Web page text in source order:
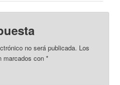
no será publicada. Los
marcados con*